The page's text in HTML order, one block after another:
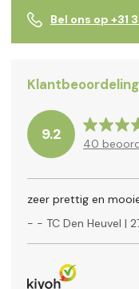
Bel ons op +31
Klantbeoordeling
9.2
40
zeer prettig en
- - TC Den Heuvel |